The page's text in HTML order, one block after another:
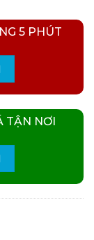
5 PHÚT
TẬN NƠI